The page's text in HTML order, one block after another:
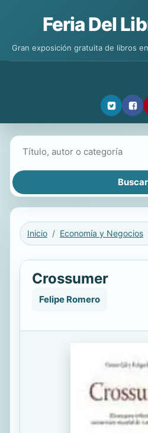
Feria Del
Gran exposición gratuita de libros
Inicio Economía y Negocios
Crossumer
Felipe Romero